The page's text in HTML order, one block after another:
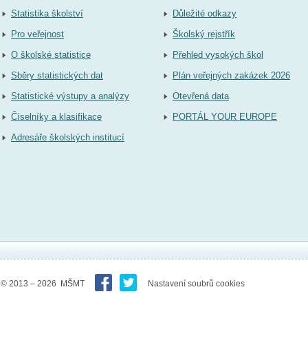
Statistika školství
Pro veřejnost
O školské statistice
Sběry statistických dat
Statistické výstupy a analýzy
Číselníky a klasifikace
Adresáře školských institucí
Důležité odkazy
Školský rejstřík
Přehled vysokých škol
Plán veřejných zakázek 2026
Otevřená data
PORTÁL YOUR EUROPE
© 2013 – 2026 MŠMT Nastavení soubrů cookies